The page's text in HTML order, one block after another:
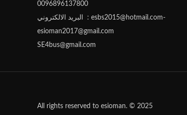
0096896137800
البريد الالكتروني : esbs2015@hotmail.com-
esioman2017@gmail.com
SE4bus@gmail.com
All rights reserved to esioman. © 2025